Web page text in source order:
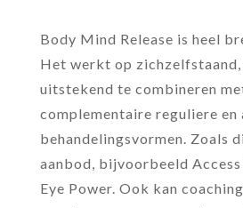
Body Mind Release is heel
Het werkt op zichzelfstaand,
uitstekend te combineren
complementaire reguliere
behandelingsvormen. Zoals
aanbod, bijvoorbeeld
Eye Power. Ook kan